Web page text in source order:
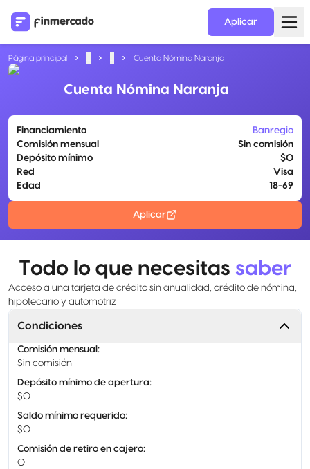
Aplicar
Página principal Cuenta Nómina Naranja
Cuenta Nómina Naranja
Financiamiento
Banregio
Comisión mensual
Sin comisión
Depósito mínimo
$0
Red
Visa
Edad
18-69
Aplicar
Todo lo que necesitas saber
Acceso a una tarjeta de crédito sin anualidad, crédito de nómina,
hipotecario y automotriz
Condiciones
Comisión mensual :
Sin comisión
Depósito mínimo de apertura:
$0
Saldo mínimo requerido:
$0
Comisión de retiro en cajero:
0